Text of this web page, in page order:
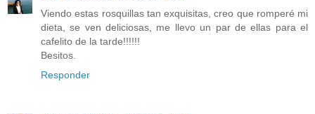
Viendo estas rosquillas tan exquisitas, creo que romperé mi
dieta, se ven deliciosas, me llevo un par de ellas para el
cafelito de la tarde!!!!!!
Besitos.
Responder